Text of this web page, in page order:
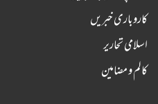
کاروباری خبریں
اسلامی تحاریر
کالم و مضامین